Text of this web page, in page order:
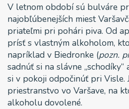
V letnom období sú bulváre
najobľúbenejších miest
priateľmi pri pohári piva. Od
prísť s vlastným alkoholom,
napríklad v Biedronke (pozn.
sadnúť si na slávne
si v pokoji odpočinúť pri Visle.
priestranstvo vo Varšave, na
alkoholu dovolené.